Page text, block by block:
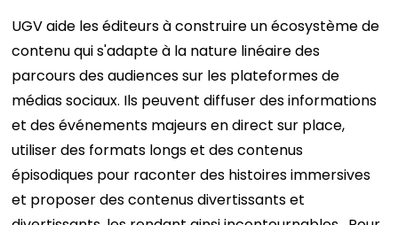
UGV aide les éditeurs à construire un écosystème de
contenu qui s'adapte à la nature linéaire des
parcours des audiences sur les plateformes de
médias sociaux. Ils peuvent diffuser des informations
et des événements majeurs en direct sur place,
utiliser des formats longs et des contenus
épisodiques pour raconter des histoires immersives
et proposer des contenus divertissants et